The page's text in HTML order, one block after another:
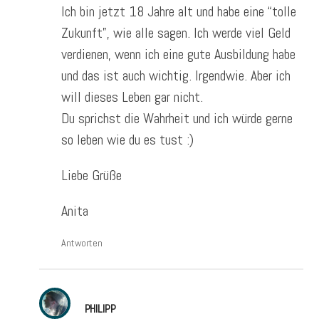
Ich bin jetzt 18 Jahre alt und habe eine “tolle
Zukunft”, wie alle sagen. Ich werde viel Geld
verdienen, wenn ich eine gute Ausbildung habe
und das ist auch wichtig. Irgendwie. Aber ich
will dieses Leben gar nicht.
Du sprichst die Wahrheit und ich würde gerne
so leben wie du es tust :)
Liebe Grüße
Anita
Antworten
PHILIPP